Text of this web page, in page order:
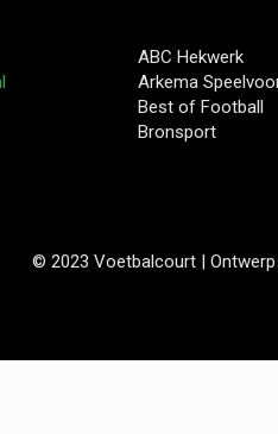
ABC Hekwerk
Arkema
Best of Football
Bronsport
© 2023 Voetbalcourt |